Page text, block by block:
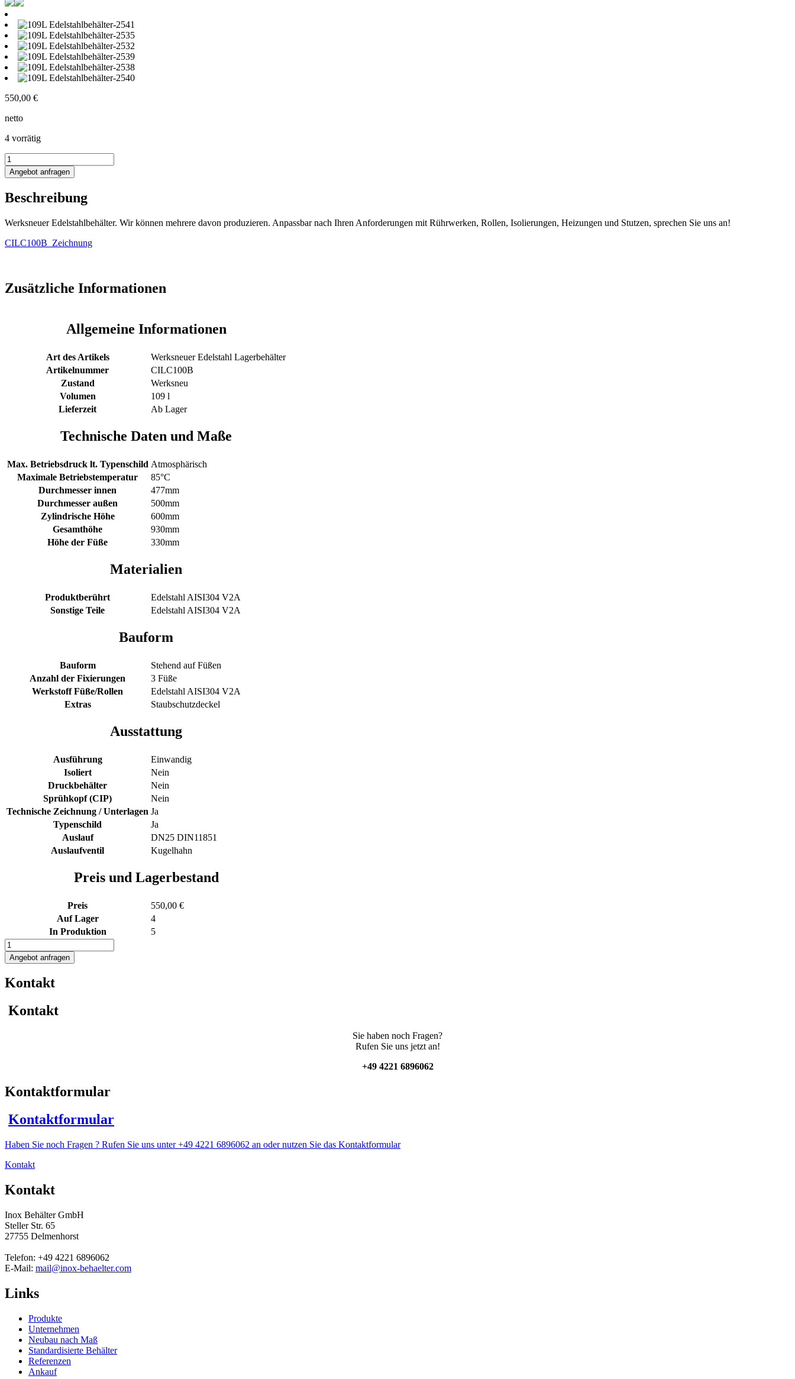
550,00 €
netto
4 vorrätig
109L
Edelstahlbehälter
Menge
Angebot anfragen
Beschreibung
Werksneuer Edelstahlbehälter. Wir können mehrere davon produzieren. Anpassbar nach Ihren Anforderungen mit Rührwerken, Rollen, Isolierungen, Heizungen und Stutzen, sprechen Sie uns an!
CILC100B_Zeichnung
Zusätzliche Informationen
Allgemeine Informationen
Art des Artikels
Werksneuer Edelstahl Lagerbehälter
Artikelnummer
CILC100B
Zustand
Werksneu
Volumen
109 l
Lieferzeit
Ab Lager
Technische Daten und Maße
Max. Betriebsdruck lt. Typenschild Atmosphärisch
Maximale Betriebstemperatur
85°C
Durchmesser innen
477mm
Durchmesser außen
500mm
Zylindrische Höhe
600mm
Gesamthöhe
930mm
Höhe der Füße
330mm
Materialien
Produktberührt
Edelstahl AISI304 V2A
Sonstige Teile
Edelstahl AISI304 V2A
Bauform
Bauform
Stehend auf Füßen
Anzahl der Fixierungen
3 Füße
Werkstoff Füße/Rollen
Edelstahl AISI304 V2A
Extras
Staubschutzdeckel
Ausstattung
Ausführung
Einwandig
Isoliert
Nein
Druckbehälter
Nein
Sprühkopf (CIP)
Nein
Technische Zeichnung / Unterlagen Ja
Typenschild
Ja
Auslauf
DN25 DIN11851
Auslaufventil
Kugelhahn
Preis und Lagerbestand
Preis
550,00 €
Auf Lager
4
In Produktion
5
109L
Edelstahlbehälter
Menge
Angebot anfragen
Kontakt
Kontakt
Sie haben noch Fragen?
Rufen Sie uns jetzt an!
+49 4221 6896062
Kontaktformular
Kontaktformular
Haben Sie noch Fragen ? Rufen Sie uns unter +49 4221 6896062 an oder nutzen Sie das Kontaktformular
Kontakt
Kontakt
Inox Behälter GmbH
Steller Str. 65
27755 Delmenhorst
Telefon: +49 4221 6896062
E-Mail: mail@inox-behaelter.com
Links
Produkte
Unternehmen
Neubau nach Maß
Standardisierte Behälter
Referenzen
Ankauf